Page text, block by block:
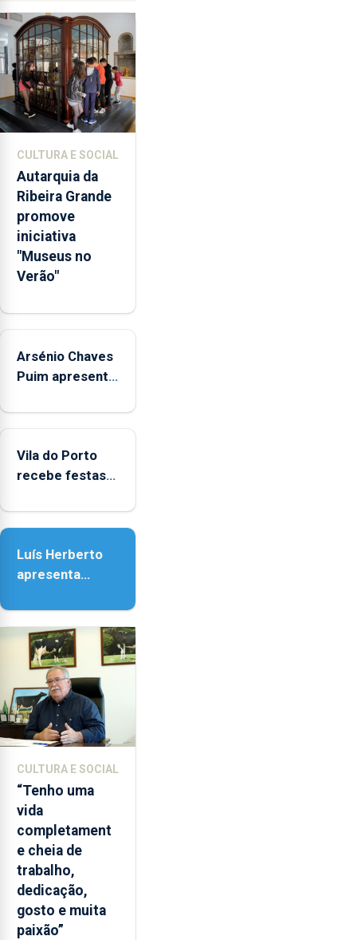
65
milhões
de
euros
e
abrange
767
anunciou
o
Governo
Regional.
CULTURA E SOCIAL
Autarquia da
Ribeira Grande
promove
iniciativa
"Museus no
Verão"
Arsénio Chaves
Puim apresenta
Biblioteca de
Vila do Porto
recebe festas
Nossa Senhora
Luís Herberto
apresenta
Paisagem’
CULTURA E SOCIAL
“Tenho uma
vida
completament
e cheia de
trabalho,
dedicação,
gosto e muita
paixão”